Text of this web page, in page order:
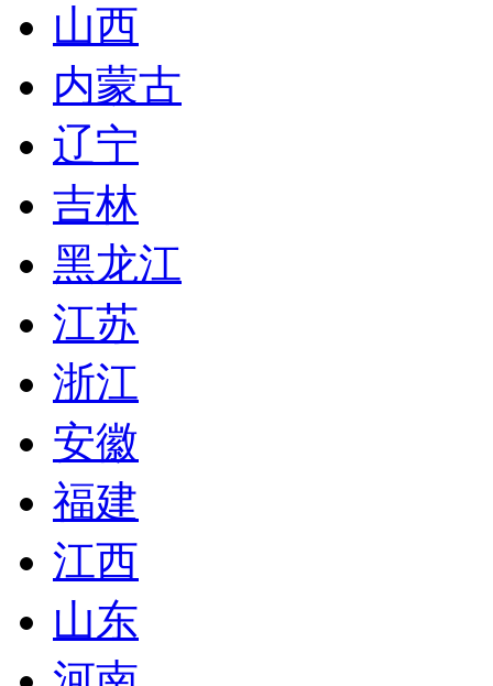
山西
内蒙古
辽宁
吉林
黑龙江
江苏
浙江
安徽
福建
江西
山东